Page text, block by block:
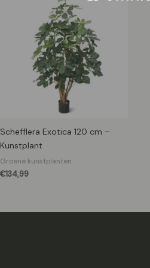
Schefflera Exotica 120 cm –
Kunstplant
Groene kunstplanten
€134,99